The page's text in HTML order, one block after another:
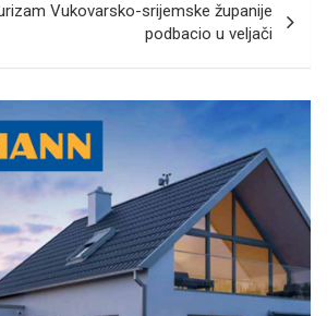
Vukovarsko-srijemske županije
podbacio u veljači